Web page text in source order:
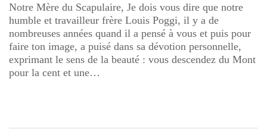
Notre Mère du Scapulaire, Je dois vous dire que notre
humble et travailleur frère Louis Poggi, il y a de
nombreuses années quand il a pensé à vous et puis pour
faire ton image, a puisé dans sa dévotion personnelle,
exprimant le sens de la beauté : vous descendez du Mont
pour la cent et une…